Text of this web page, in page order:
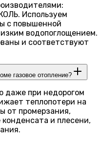
Используем
с повышенной
водопоглощением.
и соответствуют
газовое отопление?
даже при недорогом
теплопотери на
от промерзания,
и плесени,